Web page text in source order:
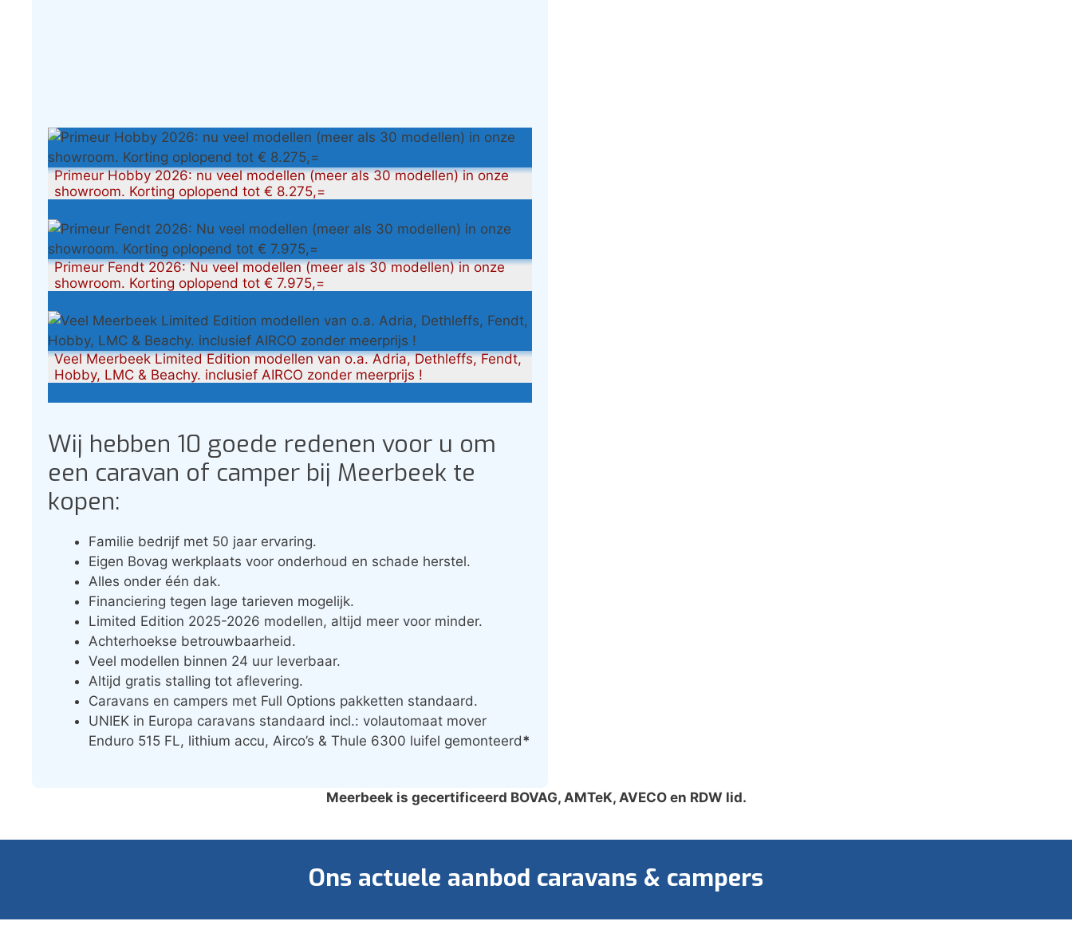
Primeur Hobby 2026: nu veel modellen (meer als 30 modellen) in onze
showroom. Korting oplopend tot € 8.275,=
Primeur Fendt 2026: Nu veel modellen (meer als 30 modellen) in onze
showroom. Korting oplopend tot € 7.975,=
Veel Meerbeek Limited Edition modellen van o.a. Adria, Dethleffs, Fendt,
Hobby, LMC & Beachy. inclusief AIRCO zonder meerprijs !
Wij hebben 10 goede redenen voor u om
een caravan of camper bij Meerbeek te
kopen:
Familie bedrijf met 50 jaar ervaring.
Eigen Bovag werkplaats voor onderhoud en schade herstel.
Alles onder één dak.
Financiering tegen lage tarieven mogelijk.
Limited Edition 2025-2026 modellen, altijd meer voor minder.
Achterhoekse betrouwbaarheid.
Veel modellen binnen 24 uur leverbaar.
Altijd gratis stalling tot aflevering.
Caravans en campers met Full Options pakketten standaard.
UNIEK in Europa caravans standaard incl.: volautomaat mover
Enduro 515 FL, lithium accu, Airco’s & Thule 6300 luifel gemonteerd*
Meerbeek is gecertificeerd BOVAG, AMTeK, AVECO en RDW lid.
Ons actuele aanbod caravans & campers